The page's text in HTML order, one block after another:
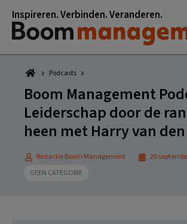
naar
hoofdnavigatie
naar
hoofd
inhoud
naar
eerste
sidebar
naar
voettekst
Inspireren. Verbinden. Veranderen.
Podcasts
Boom Management
Leiderschap door de
heen met Harry van
Redactie Boom Management
20
GEEN CATEGORIE